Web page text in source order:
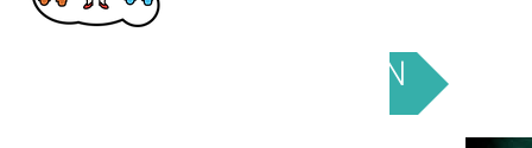
AZALPENA / DESCRIPCIÓN